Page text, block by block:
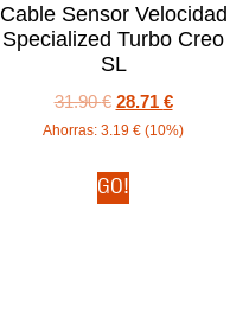
Cable Sensor Velocidad
Specialized Turbo Creo
SL
31.90€ 28.71 €
Ahorras: 3.19 € (10%)
GO!